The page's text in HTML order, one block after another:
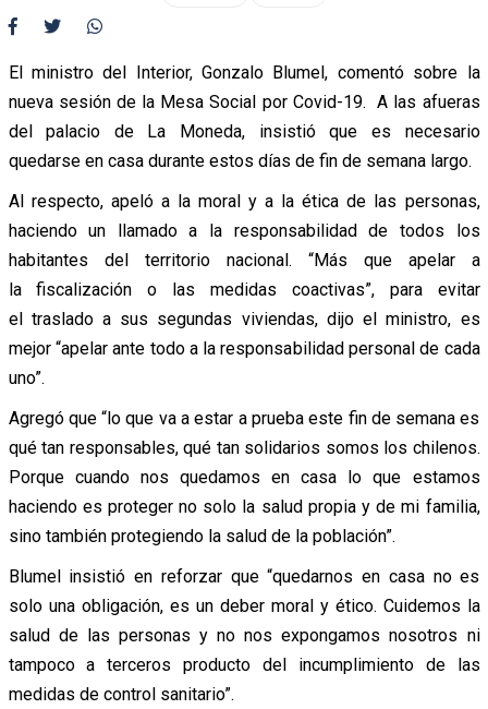
El ministro del Interior, Gonzalo Blumel, comentó sobre la
nueva sesión de la Mesa Social por Covid-19. A las afueras
del palacio de La Moneda, insistió que es necesario
quedarse en casa durante estos días de fin de semana largo.
Al respecto, apeló a la moral y a la ética de las personas,
haciendo un llamado a la responsabilidad de todos los
habitantes del territorio nacional. “Más que apelar a
la fiscalización o las medidas coactivas”, para evitar
el traslado a sus segundas viviendas, dijo el ministro, es
mejor “apelar ante todo a la responsabilidad personal de cada
uno”.
Agregó que “lo que va a estar a prueba este fin de semana es
qué tan responsables, qué tan solidarios somos los chilenos.
Porque cuando nos quedamos en casa lo que estamos
haciendo es proteger no solo la salud propia y de mi familia,
sino también protegiendo la salud de la población”.
Blumel insistió en reforzar que “quedarnos en casa no es
solo una obligación, es un deber moral y ético. Cuidemos la
salud de las personas y no nos expongamos nosotros ni
tampoco a terceros producto del incumplimiento de las
medidas de control sanitario”.